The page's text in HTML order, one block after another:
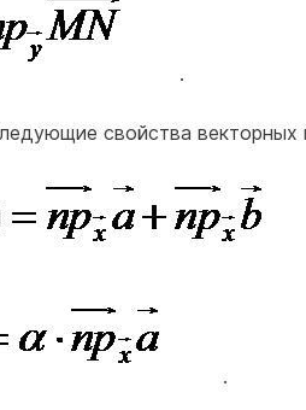
.
свойства векторных
.